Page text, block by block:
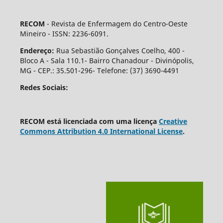
RECOM - Revista de Enfermagem do Centro-Oeste
Mineiro - ISSN: 2236-6091.
Endereço: Rua Sebastião Gonçalves Coelho, 400 -
Bloco A - Sala 110.1- Bairro Chanadour - Divinópolis,
MG - CEP.: 35.501-296- Telefone: (37) 3690-4491
Redes Sociais:
RECOM está licenciada com uma licença Creative
Commons Attribution 4.0 International License.